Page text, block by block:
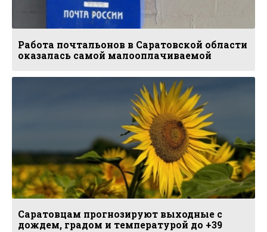
Работа почтальонов в Саратовской области
оказалась самой малооплачиваемой
Саратовцам прогнозируют выходные с
дождем, градом и температурой до +39